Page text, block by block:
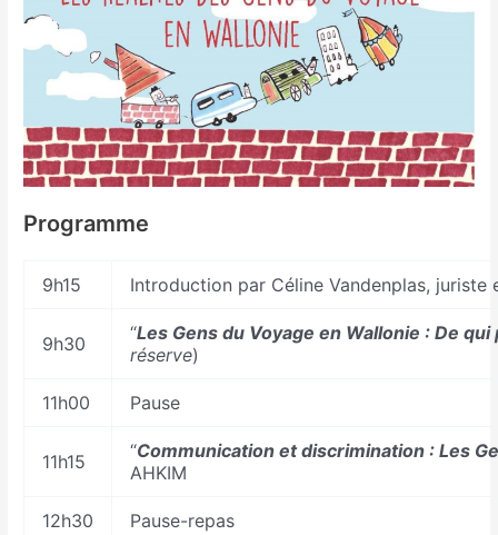
Programme
9h15 Introduction par Céline Vandenplas, juriste
9h30 “Les Gens du Voyage en Wallonie : De
réserve)
11h00 Pause
11h15 “Communication et discrimination : Les
AHKIM
12h30 Pause-repas